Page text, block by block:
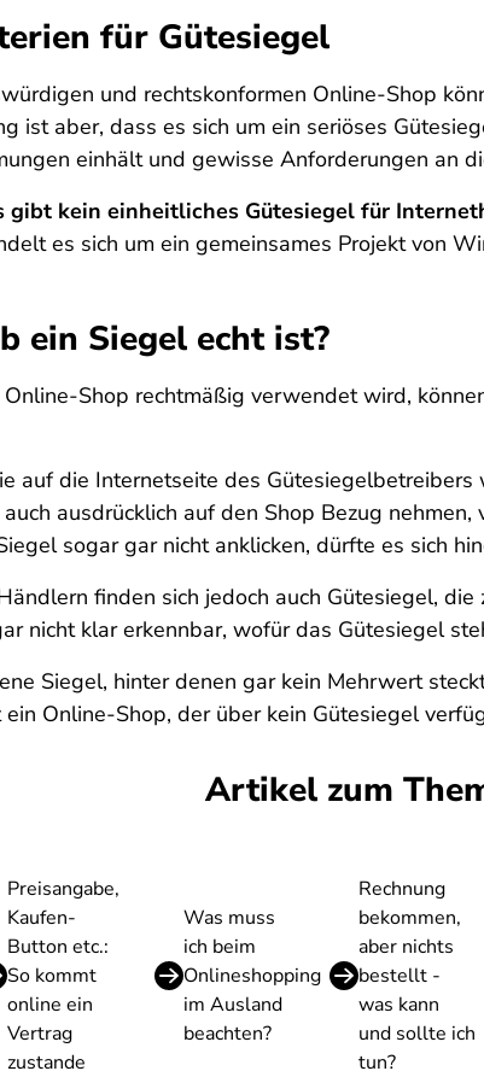
für Gütesiegel
und rechtskonformen Online-Shop
ist aber, dass es sich um ein seriöses
einhält und gewisse Anforderungen an
gibt kein einheitliches Gütesiegel für
es sich um ein gemeinsames Projekt von
ein Siegel echt ist?
Shop rechtmäßig verwendet wird,
auf die Internetseite des
ausdrücklich auf den Shop Bezug
sogar gar nicht anklicken, dürfte es sich
finden sich jedoch auch Gütesiegel,
nicht klar erkennbar, wofür das Gütesiegel
Siegel, hinter denen gar kein Mehrwert
Online-Shop, der über kein Gütesiegel
Artikel zum
Preisangabe,
Kaufen-
Button etc.:
So kommt
online ein
Vertrag
zustande
Was muss
ich beim
Onlineshopping
im Ausland
beachten?
Rechnung
bekommen,
aber nichts
bestellt -
was kann
und sollte ich
tun?